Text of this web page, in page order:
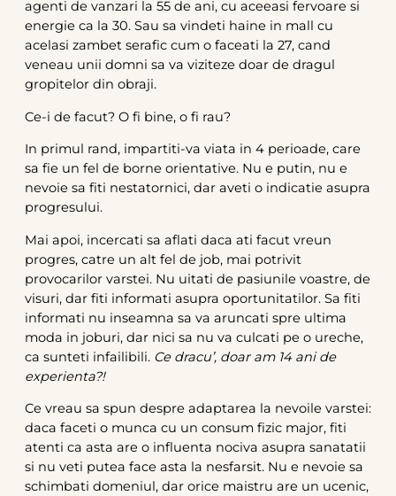
agenti de vanzari la 55 de ani, cu aceeasi fervoare si
energie ca la 30. Sau sa vindeti haine in mall cu
acelasi zambet serafic cum o faceati la 27, cand
veneau unii domni sa va viziteze doar de dragul
gropitelor din obraji.
Ce-i de facut? O fi bine, o fi rau?
In primul rand, impartiti-va viata in 4 perioade, care
sa fie un fel de borne orientative. Nu e putin, nu e
nevoie sa fiti nestatornici, dar aveti o indicatie asupra
progresului.
Mai apoi, incercati sa aflati daca ati facut vreun
progres, catre un alt fel de job, mai potrivit
provocarilor varstei. Nu uitati de pasiunile voastre, de
visuri, dar fiti informati asupra oportunitatilor. Sa fiti
informati nu inseamna sa va aruncati spre ultima
moda in joburi, dar nici sa nu va culcati pe o ureche,
ca sunteti infailibili. Ce dracu’, doar am 14 ani de
experienta?!
Ce vreau sa spun despre adaptarea la nevoile varstei:
daca faceti o munca cu un consum fizic major, fiti
atenti ca asta are o influenta nociva asupra sanatatii
si nu veti putea face asta la nesfarsit. Nu e nevoie sa
schimbati domeniul, dar orice maistru are un ucenic,